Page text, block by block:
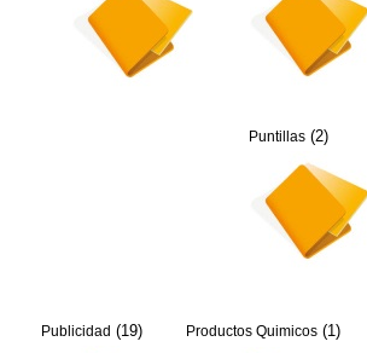
Puntillas (2)
Publicidad (19) Productos Quimicos (1)